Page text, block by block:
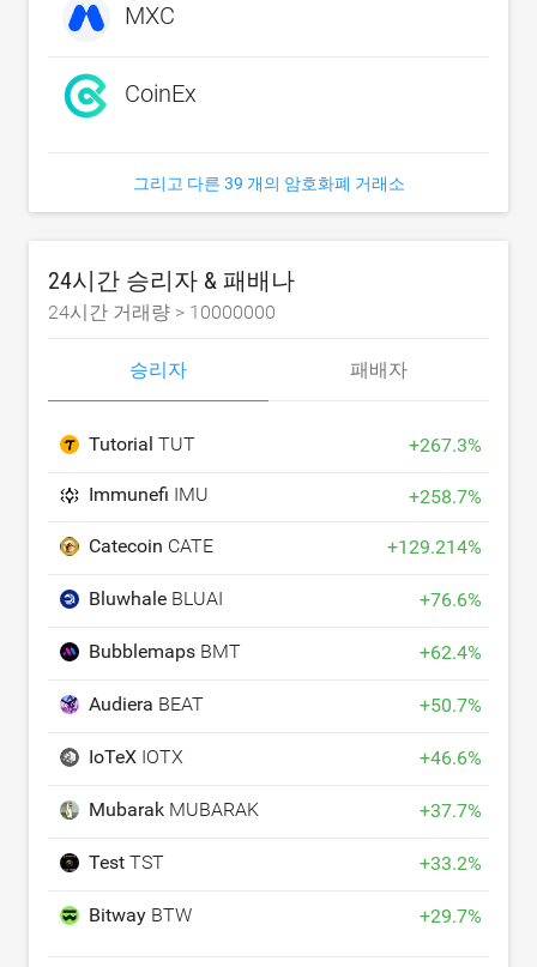
MXC
CoinEx
그리고 다른 39 개의 암호화폐 거래소
24시간 승리자 & 패배나
24시간 거래량 > 10000000
승리자 패배자
Tutorial TUT +267.3%
Immunefi IMU +258.7%
Catecoin CATE +129.214%
Bluwhale BLUAI +76.6%
Bubblemaps BMT +62.4%
Audiera BEAT +50.7%
IoTeX IOTX +46.6%
Mubarak MUBARAK +37.7%
Test TST +33.2%
Bitway BTW +29.7%